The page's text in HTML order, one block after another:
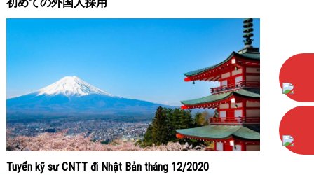
Tuyển kỹ sư CNTT đi Nhật Bản tháng 12/2020